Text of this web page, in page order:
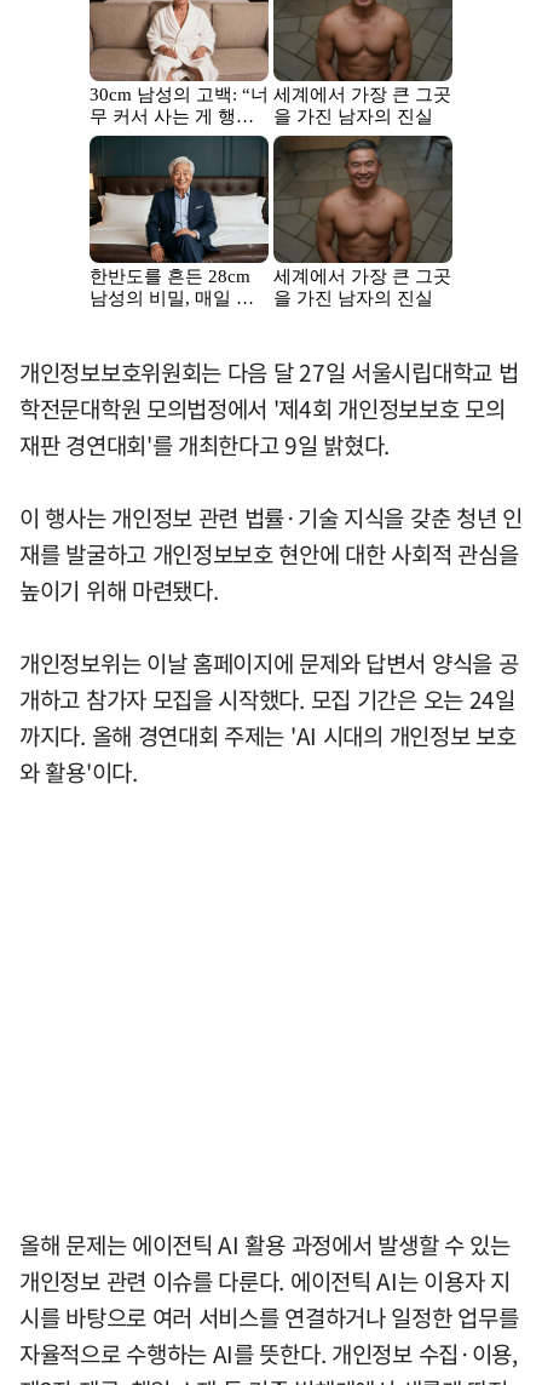
개인정보보호위원회는 다음 달 27일 서울시립대학교 법
학전문대학원 모의법정에서 '제4회 개인정보보호 모의
재판 경연대회'를 개최한다고 9일 밝혔다.
이 행사는 개인정보 관련 법률·기술 지식을 갖춘 청년 인
재를 발굴하고 개인정보보호 현안에 대한 사회적 관심을
높이기 위해 마련됐다.
개인정보위는 이날 홈페이지에 문제와 답변서 양식을 공
개하고 참가자 모집을 시작했다. 모집 기간은 오는 24일
까지다. 올해 경연대회 주제는 'AI 시대의 개인정보 보호
와 활용'이다.
올해 문제는 에이전틱 AI 활용 과정에서 발생할 수 있는
개인정보 관련 이슈를 다룬다. 에이전틱 AI는 이용자 지
시를 바탕으로 여러 서비스를 연결하거나 일정한 업무를
자율적으로 수행하는 AI를 뜻한다. 개인정보 수집·이용,